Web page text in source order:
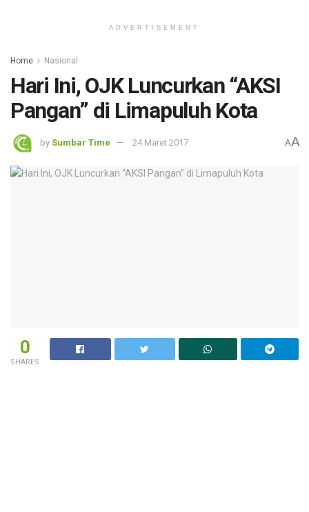
ADVERTISEMENT
Home Nasional
Hari Ini, OJK Luncurkan “AKSI
Pangan” di Limapuluh Kota
by Sumbar Time 24 Maret 2017 AA
0
SHARES